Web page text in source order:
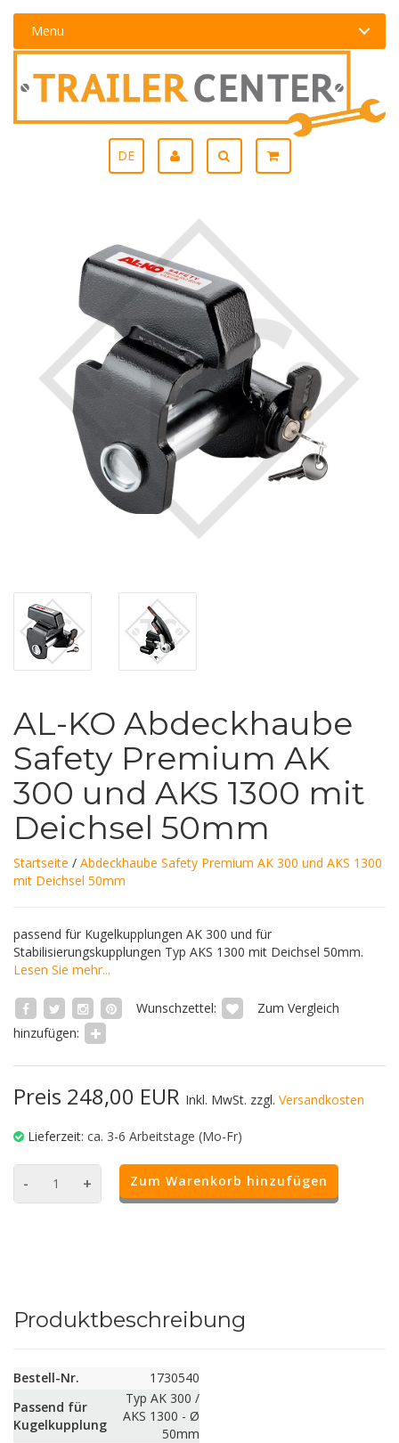
Menu
DE
AL-KO Abdeckhaube
Safety Premium AK
300 und AKS 1300 mit
Deichsel 50mm
Startseite / Abdeckhaube Safety Premium AK 300 und AKS 1300
mit Deichsel 50mm
passend für Kugelkupplungen AK 300 und für
Stabilisierungskupplungen Typ AKS 1300 mit Deichsel 50mm.
Lesen Sie mehr...
Wunschzettel:
Zum Vergleich
hinzufügen:
Preis 248,00 EUR Inkl. MwSt. zzgl. Versandkosten
Lieferzeit: ca. 3-6 Arbeitstage (Mo-Fr)
- + Zum Warenkorb hinzufügen
Produktbeschreibung
Bestell-Nr.
1730540
Passend für
Kugelkupplung
Typ AK 300 /
AKS 1300 - Ø
50mm